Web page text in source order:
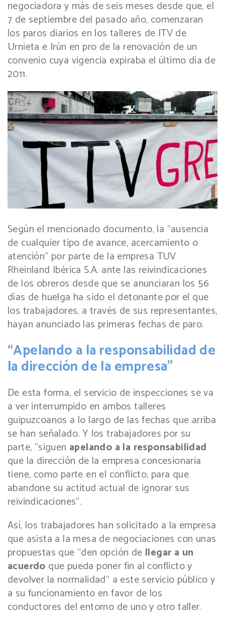
negociadora y más de seis meses desde que, el
7 de septiembre del pasado año, comenzaran
los paros diarios en los talleres de ITV de
Urnieta e Irún en pro de la renovación de un
convenio cuya vigencia expiraba el último día de
2011.
Según el mencionado documento, la “ausencia
de cualquier tipo de avance, acercamiento o
atención” por parte de la empresa TUV
Rheinland Ibérica S.A. ante las reivindicaciones
de los obreros desde que se anunciaran los 56
días de huelga ha sido el detonante por el que
los trabajadores, a través de sus representantes,
hayan anunciado las primeras fechas de paro.
“Apelando a la responsabilidad de
la dirección de la empresa”
De esta forma, el servicio de inspecciones se va
a ver interrumpido en ambos talleres
guipuzcoanos a lo largo de las fechas que arriba
se han señalado. Y los trabajadores por su
parte, “siguen apelando a la responsabilidad
que la dirección de la empresa concesionaria
tiene, como parte en el conflicto, para que
abandone su actitud actual de ignorar sus
reivindicaciones”.
Así, los trabajadores han solicitado a la empresa
que asista a la mesa de negociaciones con unas
propuestas que “den opción de llegar a un
acuerdo que pueda poner fin al conflicto y
devolver la normalidad” a este servicio público y
a su funcionamiento en favor de los
conductores del entorno de uno y otro taller.